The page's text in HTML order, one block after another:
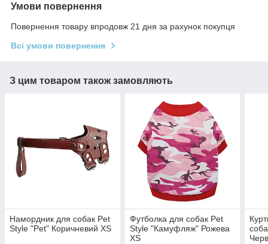
Умови повернення
Повернення товару впродовж 21 дня за рахунок покупця
Всі умови повернення
З цим товаром також замовляють
Намордник для собак Pet
Style "Pet" Коричневий XS
Футболка для собак Pet
Style "Камуфляж" Рожева
XS